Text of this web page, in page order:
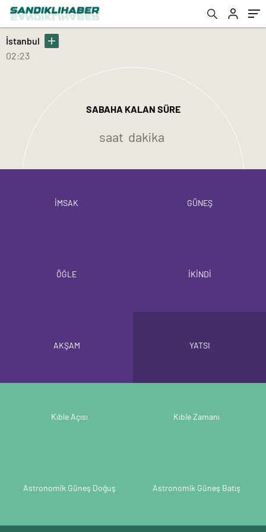
İstanbul
02:23
SABAHA KALAN SÜRE
saat dakika
İMSAK GÜNEŞ
ÖĞLE İKİNDİ
AKŞAM YATSI
Kıble Açısı Kıble Zamanı
Astronomik Güneş Doğuş Astronomik Güneş Batış